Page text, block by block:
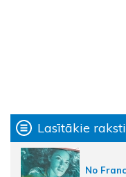
Lasītākie raksti
No